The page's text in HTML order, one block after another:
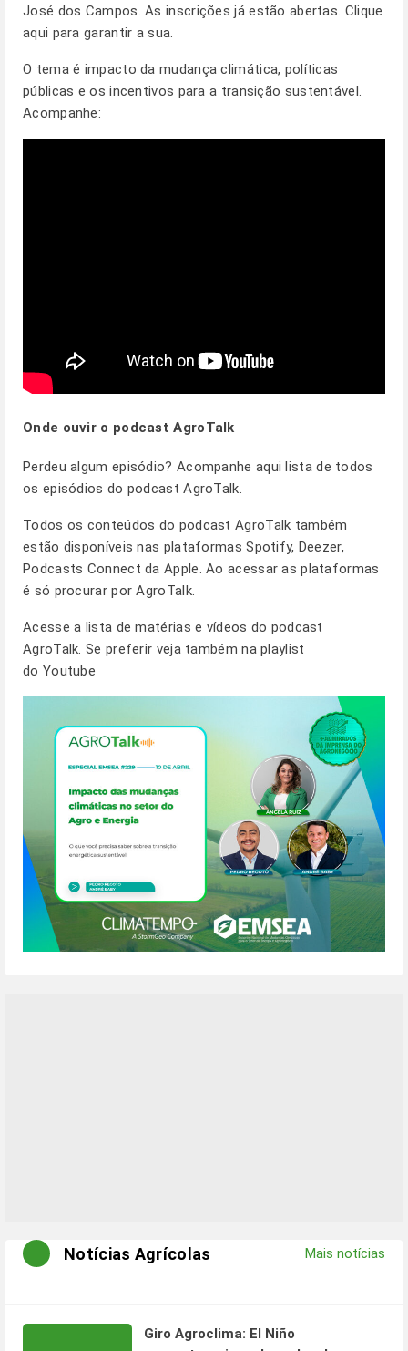
José dos Campos. As inscrições já estão abertas. Clique
aqui para garantir a sua.
O tema é impacto da mudança climática, políticas
públicas e os incentivos para a transição sustentável.
Acompanhe:
Onde ouvir o podcast AgroTalk
Perdeu algum episódio? Acompanhe aqui lista de todos
os episódios do podcast AgroTalk.
Todos os conteúdos do podcast AgroTalk também
estão disponíveis nas plataformas Spotify, Deezer,
Podcasts Connect da Apple. Ao acessar as plataformas
é só procurar por AgroTalk.
Acesse a lista de matérias e vídeos do podcast
AgroTalk. Se preferir veja também naplaylist
do Youtube
Notícias Agrícolas Mais notícias
Giro Agroclima: El Niño